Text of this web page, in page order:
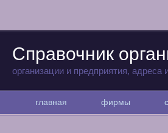
Справочник
организации и предприятия,
главная фирмы